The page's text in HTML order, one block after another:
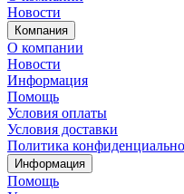
Новости
Компания
О компании
Новости
Информация
Помощь
Условия оплаты
Условия доставки
Политика
Информация
Помощь